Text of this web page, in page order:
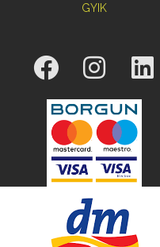
GYIK